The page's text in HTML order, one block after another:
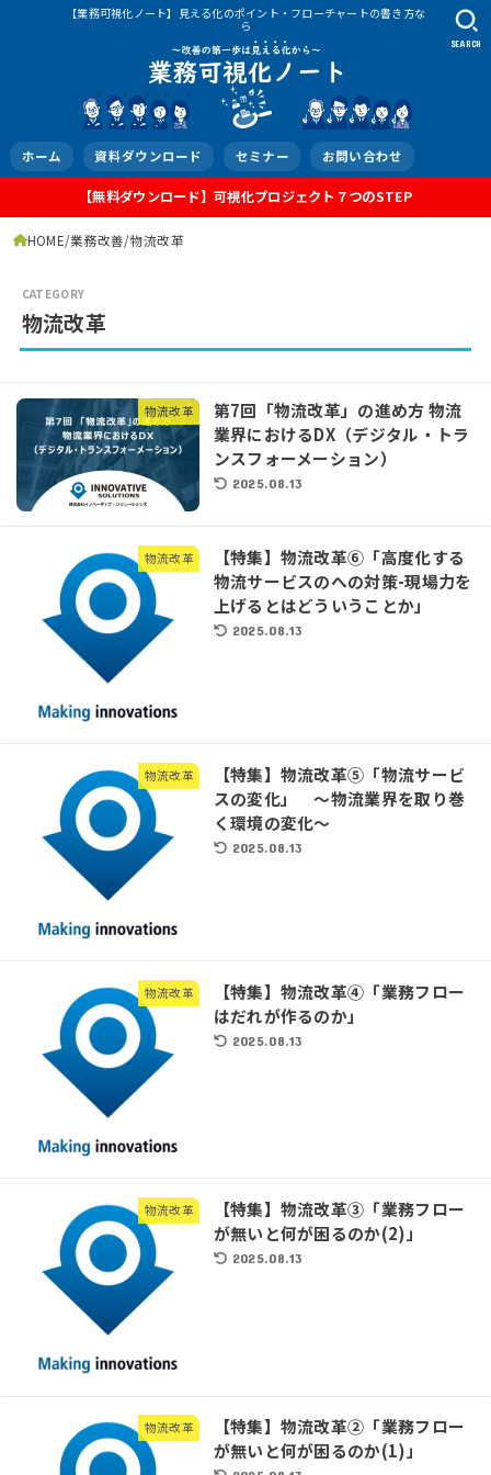
【業務可視化ノート】見える化のポイント・フローチャートの書き方な
ら
ホーム 資料ダウンロード セミナー お問い合わせ
SEARCH
【無料ダウンロード】可視化プロジェクト７つのSTEP
HOME 業務改善 物流改革
物流改革
物流改革
第7回「物流改革」の進め方 物流
業界におけるDX（デジタル・トラ
ンスフォーメーション）
2025.08.13
物流改革
【特集】物流改革⑥「高度化する
物流サービスのへの対策-現場力を
上げるとはどういうことか」
2025.08.13
物流改革
【特集】物流改革⑤「物流サービ
スの変化」 ～物流業界を取り巻
く環境の変化～
2025.08.13
物流改革
【特集】物流改革④「業務フロー
はだれが作るのか」
2025.08.13
物流改革
【特集】物流改革③「業務フロー
が無いと何が困るのか(2)」
2025.08.13
物流改革
【特集】物流改革②「業務フロー
が無いと何が困るのか(1)」